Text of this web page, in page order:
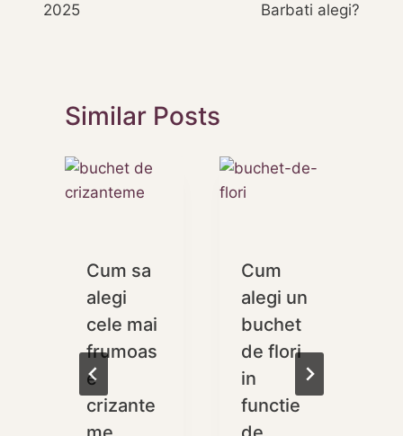
articole
2025
Barbati alegi?
Similar Posts
Cum sa
alegi
cele mai
frumoas
e
crizante
Cum
alegi un
buchet
de flori
in
functie